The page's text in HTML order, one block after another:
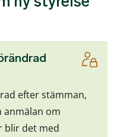
efter stämman,
anmälan om
blir det med